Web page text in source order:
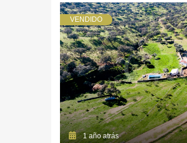
VENDIDO
1 año atrás